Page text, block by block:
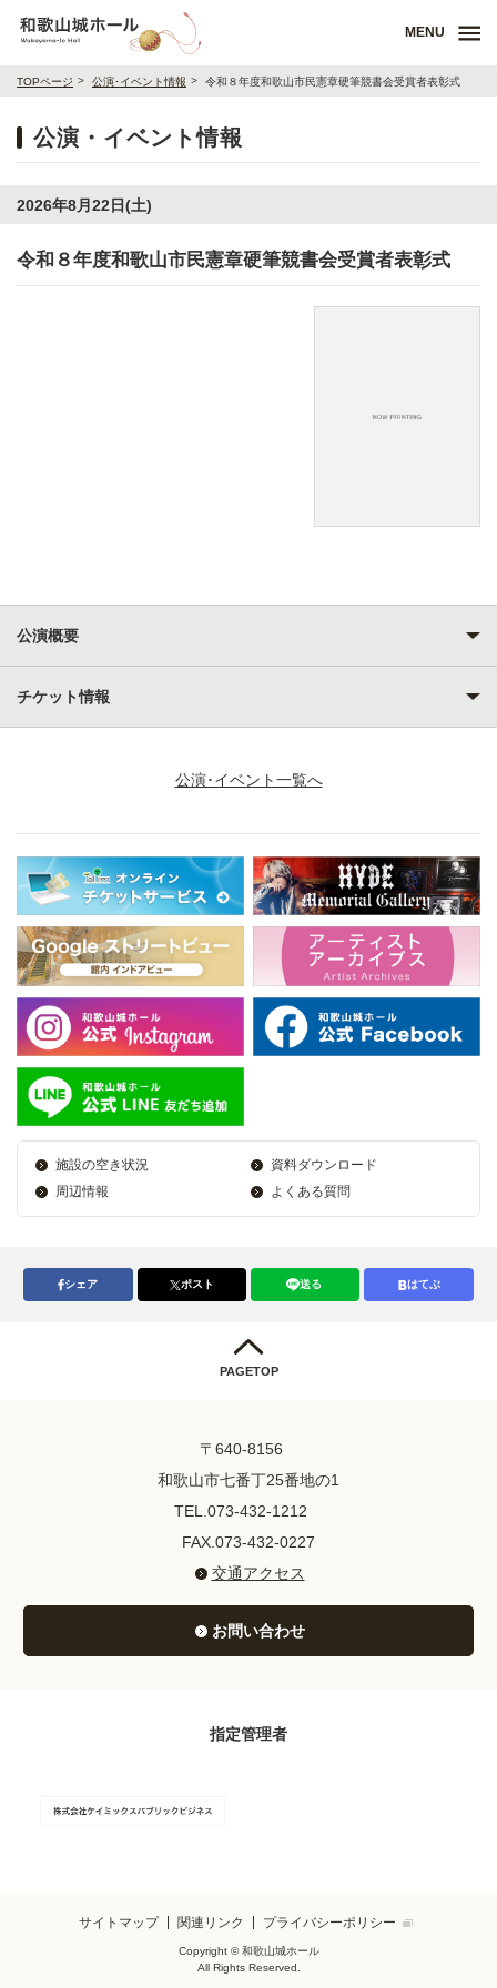
MENU
TOPページ 公演･イベント情報 令和８年度和歌山市民憲章硬筆競書会受賞者表彰式
公演・イベント情報
2026年8月22日(土)
令和８年度和歌山市民憲章硬筆競書会受賞者表彰式
公演概要
チケット情報
公演･イベント一覧へ
施設の空き状況
資料ダウンロード
周辺情報
よくある質問
シェア ポスト 送る はてぶ
PAGETOP
〒640-8156
和歌山市七番丁25番地の1
TEL.073-432-1212
FAX.073-432-0227
交通アクセス
お問い合わせ
指定管理者
サイトマップ 関連リンク プライバシーポリシー
Copyright © 和歌山城ホール
All Rights Reserved.